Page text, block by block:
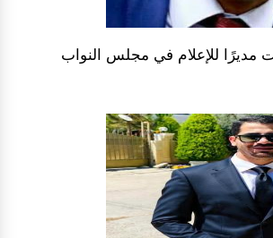
مديرًا للإعلام في مجلس النواب